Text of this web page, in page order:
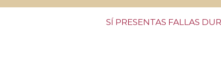
​SÍ PRESENTAS FALLAS